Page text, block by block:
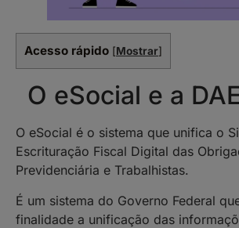
Acesso rápido [Mostrar]
O eSocial e a
O eSocial é o sistema que unifica o
Escrituração Fiscal Digital das
Previdenciária e Trabalhistas.
É um sistema do Governo Federal
finalidade a unificação das